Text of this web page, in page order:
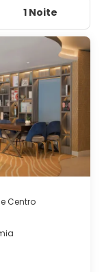
dúvida, uma
1 Noite
Centro